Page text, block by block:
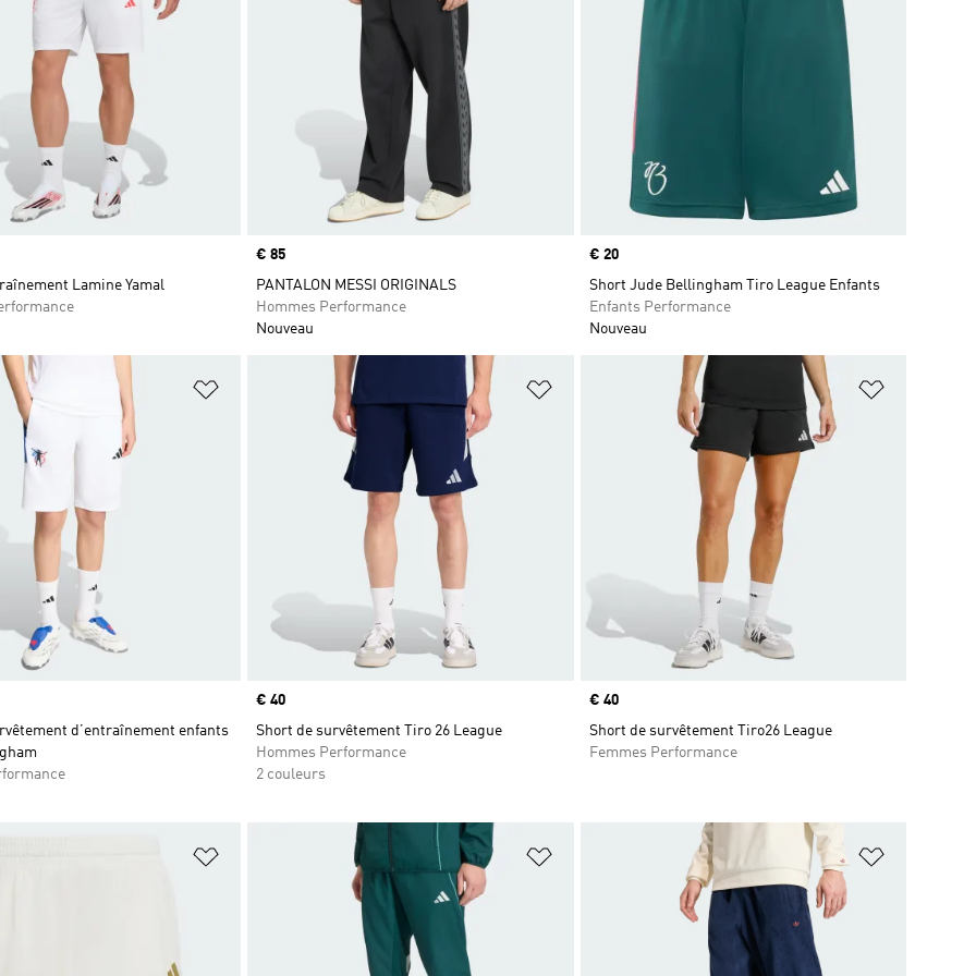
Lamine Yamal
Prix
€ 85
PANTALON MESSI ORIGINALS
Hommes Performance
Nouveau
Prix
€ 20
Short Jude Bellingham Tiro League Enfants
Enfants Performance
Nouveau
de produits favoris Ajouter à la Liste de produits favoris
d’entraînement enfants
Ajouter à la Liste de produits favoris
Prix
€ 40
Short de survêtement Tiro 26 League
Hommes Performance
2 couleurs
Prix
€ 40
Short de survêtement Tiro26 League
Femmes Performance
Ajouter à la Liste de produits favoris Ajouter à la Liste de produits favoris